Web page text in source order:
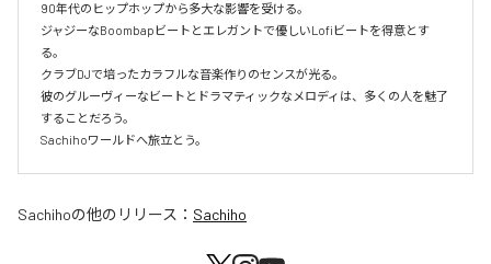
90年代のヒップホップから多大な影響を受ける。
ジャジーなBoombapビートとエレガントで優しいLofiビートを得意とす
る。
クラブDJで培ったカラフルな音楽作りのセンスが光る。
彼のグルーヴィーなビートとドラマティックなメロディは、多くの人を魅了
することだろう。
Sachihoワールドへ旅立とう。
Sachihoの他のリリース： Sachiho